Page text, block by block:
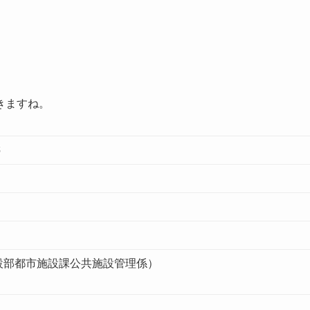
すね。
都市施設課公共施設管理係）